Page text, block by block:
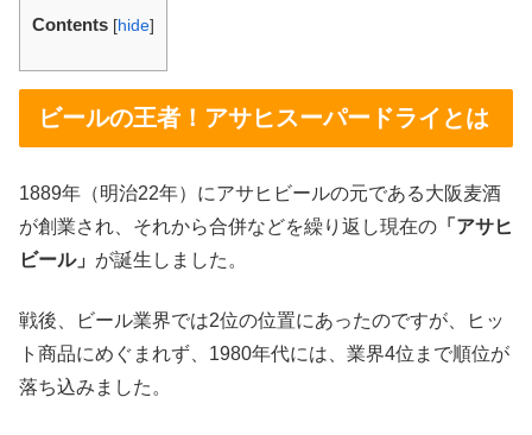
Contents [hide]
ビールの王者！アサヒスーパードライとは
1889年（明治22年）にアサヒビールの元である大阪麦酒
が創業され、それから合併などを繰り返し現在の 「アサヒ
ビール」 が誕生しました。
戦後、ビール業界では2位の位置にあったのですが、ヒッ
ト商品にめぐまれず、1980年代には、業界4位まで順位が
落ち込みました。